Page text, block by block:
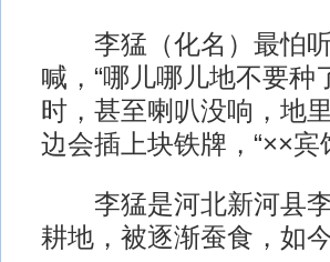
李猛（化名）最怕听
喊，“哪儿哪儿地不要种
时，甚至喇叭没响，地
边会插上块铁牌，“××宾
李猛是河北新河县李
耕地，被逐渐蚕食，如